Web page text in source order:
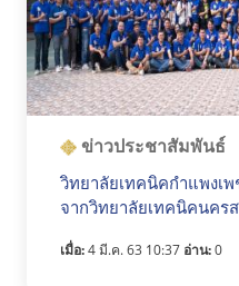
ข่าวประชาสัมพันธ์
วิทยาลัยเทคนิคกำแพงเ
จากวิทยาลัยเทคนิคนคร
เมื่อ:4 มี.ค. 63 10:37 อ่าน:0